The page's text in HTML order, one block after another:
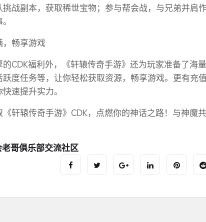
挑战副本，获取稀世宝物；参与帮会战，与兄弟并肩
，畅享游戏
的CDK福利外，《轩辕传奇手游》还为玩家准备了海
跃度任务等，让你轻松获取资源，畅享游戏。更有充
速提升实力。
《轩辕传奇手游》CDK，点燃你的神话之路！与神魔
哥俱乐部交流社区